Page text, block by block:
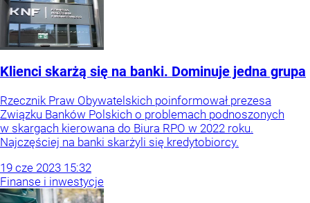
Klienci skarżą się na banki. Dominuje jedna grupa
Rzecznik Praw Obywatelskich poinformował prezesa
Związku Banków Polskich o problemach podnoszonych
w skargach kierowana do Biura RPO w 2022 roku.
Najczęściej na banki skarżyli się kredytobiorcy.
19 cze 2023 15:32
Finanse i inwestycje